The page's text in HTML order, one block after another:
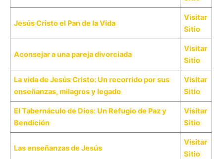
Jesús Cristo el Pan de la Vida
Visitar
Sitio
Aconsejar a una pareja divorciada
Visitar
Sitio
La vida de Jesús Cristo: Un recorrido por sus
enseñanzas, milagros y legado
Visitar
Sitio
El Tabernáculo de Dios: Un Refugio de Paz y
Bendición
Visitar
Sitio
Las enseñanzas de Jesús
Visitar
Sitio